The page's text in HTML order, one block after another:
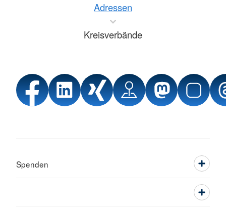
Adressen
Kreisverbände
Spenden